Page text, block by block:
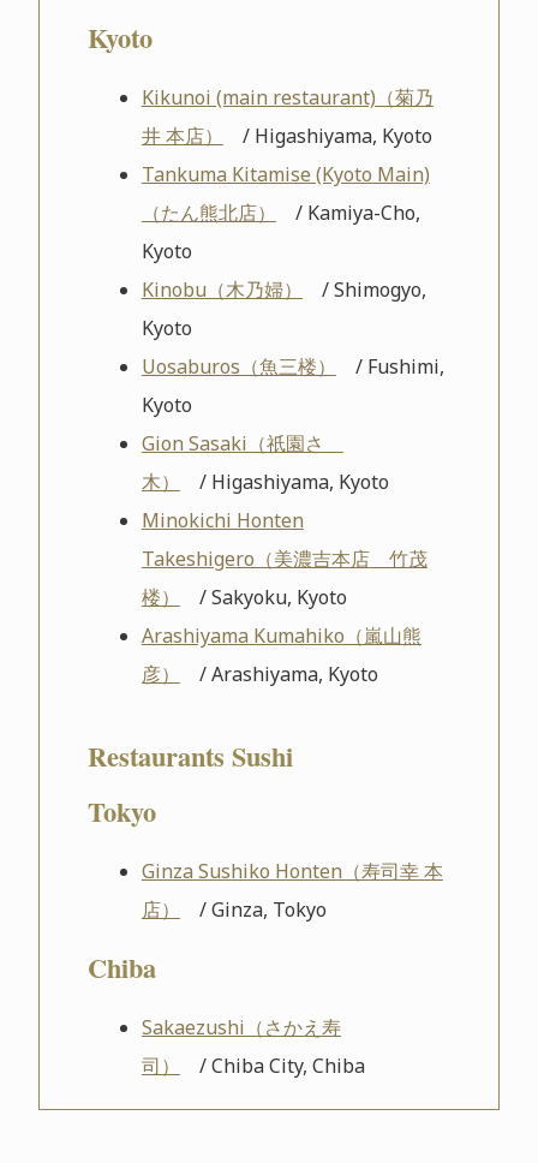
Kyoto
Kikunoi (main restaurant)（菊乃
井 本店）
/ Higashiyama, Kyoto
Tankuma Kitamise (Kyoto Main)
（たん熊北店）
/ Kamiya-Cho,
Kyoto
Kinobu（木乃婦）
/ Shimogyo,
Kyoto
Uosaburos（魚三楼）
/ Fushimi,
Kyoto
Gion Sasaki（祇園さゝ
木）
/ Higashiyama, Kyoto
Minokichi Honten
Takeshigero（美濃吉本店 竹茂
楼）
/ Sakyoku, Kyoto
Arashiyama Kumahiko（嵐山熊
彦）
/ Arashiyama, Kyoto
Restaurants Sushi
Tokyo
Ginza Sushiko Honten（寿司幸 本
店）
/ Ginza, Tokyo
Chiba
Sakaezushi（さかえ寿
司）
/ Chiba City, Chiba